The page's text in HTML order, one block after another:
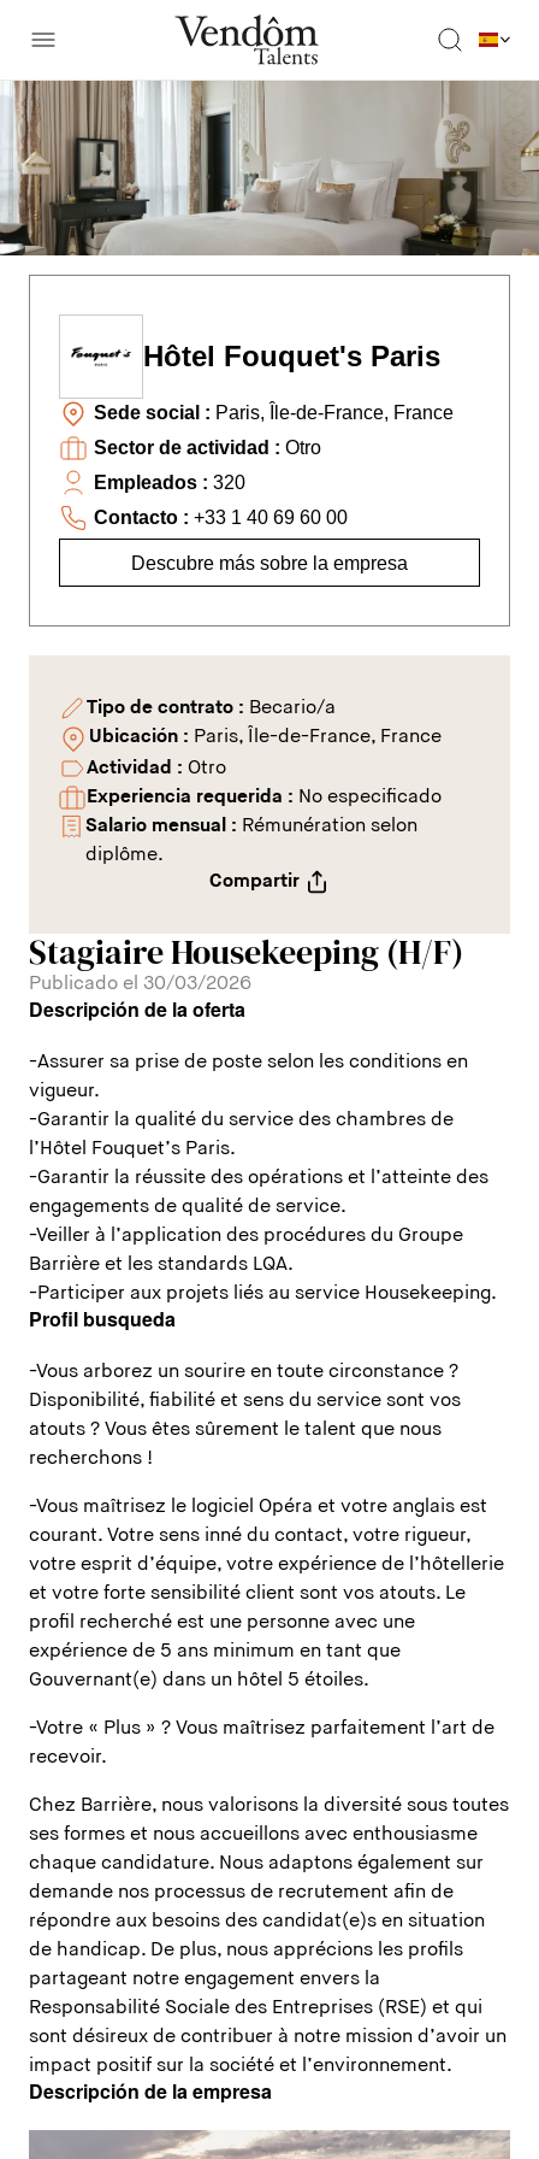
Hôtel Fouquet's Paris
Sede social : Paris, Île-de-France, France
Sector de actividad : Otro
Empleados : 320
Contacto : +33 1 40 69 60 00
Descubre más sobre la empresa
Tipo de contrato : Becario/a
Ubicación : Paris, Île-de-France, France
Actividad : Otro
Experiencia requerida : No especificado
Salario mensual : Rémunération selon
diplôme.
Compartir
Stagiaire Housekeeping (H/F)
Publicado el 30/03/2026
Descripción de la oferta
-Assurer sa prise de poste selon les conditions en
vigueur.
-Garantir la qualité du service des chambres de
l’Hôtel Fouquet’s Paris.
-Garantir la réussite des opérations et l’atteinte des
engagements de qualité de service.
-Veiller à l’application des procédures du Groupe
Barrière et les standards LQA.
-Participer aux projets liés au service Housekeeping.
Profil busqueda
-Vous arborez un sourire en toute circonstance ?
Disponibilité, fiabilité et sens du service sont vos
atouts ? Vous êtes sûrement le talent que nous
recherchons !
-Vous maîtrisez le logiciel Opéra et votre anglais est
courant. Votre sens inné du contact, votre rigueur,
votre esprit d’équipe, votre expérience de l’hôtellerie
et votre forte sensibilité client sont vos atouts. Le
profil recherché est une personne avec une
expérience de 5 ans minimum en tant que
Gouvernant(e) dans un hôtel 5 étoiles.
-Votre « Plus » ? Vous maîtrisez parfaitement l’art de
recevoir.
Chez Barrière, nous valorisons la diversité sous toutes
ses formes et nous accueillons avec enthousiasme
chaque candidature. Nous adaptons également sur
demande nos processus de recrutement afin de
répondre aux besoins des candidat(e)s en situation
de handicap. De plus, nous apprécions les profils
partageant notre engagement envers la
Responsabilité Sociale des Entreprises (RSE) et qui
sont désireux de contribuer à notre mission d’avoir un
impact positif sur la société et l’environnement.
Descripción de la empresa